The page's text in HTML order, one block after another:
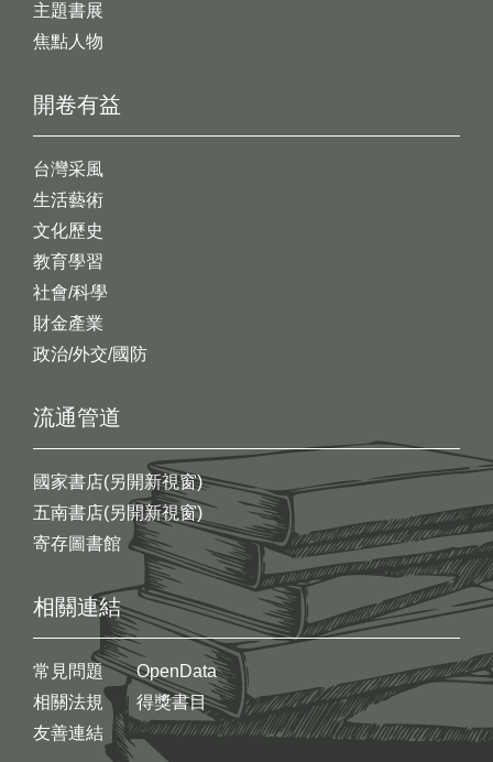
開卷有益
台灣采風
生活藝術
文化歷史
教育學習
社會/科學
財金產業
政治/外交/國防
主題書展
焦點人物
流通管道
國家書店(另開新視窗)
五南書店(另開新視窗)
寄存圖書館
相關連結
常見問題
相關法規
友善連結
OpenData
得獎書目